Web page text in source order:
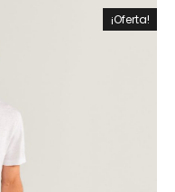
¡Oferta!